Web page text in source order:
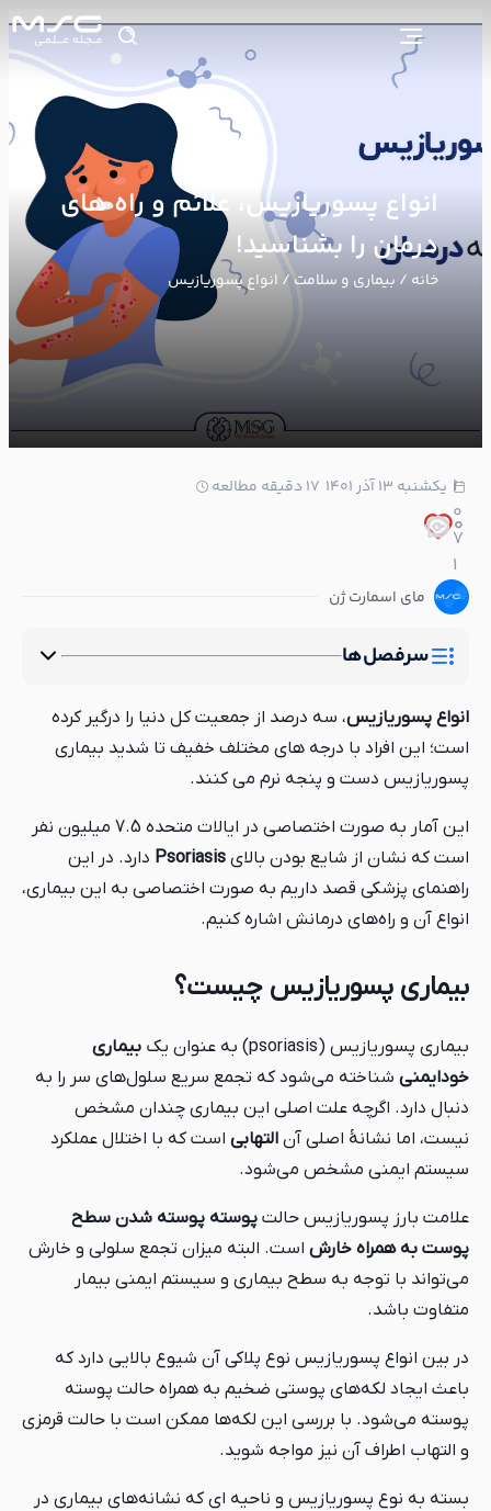
انواع پسوریازیس، علائم و راه های
درمان را بشناسید!
خانه / بیماری و سلامت/ انواع پسوریازیس
یکشنبه ۱۳ آذر ۱۴۰۱ 17 دقیقه مطالعه
0
0
1
0
7
1
مای اسمارت ژن
سرفصل‌ها
انواع پسوریازیس، سه درصد از جمعیت کل دنیا را درگیر کرده
است؛ این افراد با درجه های مختلف خفیف تا شدید بیماری
پسوریازیس دست و پنجه نرم می کنند.
این آمار به صورت اختصاصی در ایالات متحده 7.5 میلیون نفر
است که نشان از شایع بودن بالای Psoriasis دارد. در این
راهنمای پزشکی قصد داریم به صورت اختصاصی به این بیماری،
انواع آن و راه‌های درمانش اشاره کنیم.
بیماری پسوریازیس چیست؟
بیماری پسوریازیس (psoriasis) به عنوان یک
بیماری
خودایمنی شناخته می‌شود که تجمع سریع سلول‌های سر را به
دنبال دارد. اگرچه علت اصلی این بیماری چندان مشخص
نیست، اما نشانۀ اصلی آن التهابی است که با اختلال عملکرد
سیستم ایمنی مشخص می‌شود.
علامت بارز پسوریازیس حالت پوسته پوسته شدن سطح
پوست به همراه خارش است. البته میزان تجمع سلولی و خارش
می‌تواند با توجه به سطح بیماری و سیستم ایمنی بیمار
متفاوت باشد.
در بین انواع پسوریازیس نوع پلاکی آن شیوع بالایی دارد که
باعث ایجاد لکه‌های پوستی ضخیم به همراه حالت پوسته
پوسته می‌شود. با بررسی این لکه‌ها ممکن است با حالت قرمزی
و التهاب اطراف آن نیز مواجه شوید.
بسته به نوع پسوریازیس و ناحیه ‌ای که نشانه‌های بیماری در